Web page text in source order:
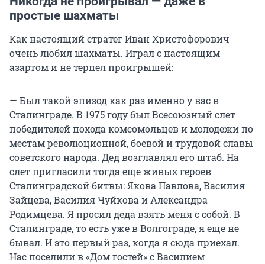
простые шахматы
Как настоящий стратег Иван Христофорович
очень любил шахматы. Играл с настоящим
азартом и не терпел проигрышей:
— Был такой эпизод как раз именно у вас в
Сталинграде. В 1975 году был Всесоюзный слет
победителей похода комсомольцев и молодежи по
местам революционной, боевой и трудовой славы
советского народа. Дед возглавлял его штаб. На
слет пригласили тогда еще живых героев
Сталинградской битвы: Якова Павлова, Василия
Зайцева, Василия Чуйкова и Александра
Родимцева. Я просил деда взять меня с собой. В
Сталинграде, то есть уже в Волгограде, я еще не
бывал. И это первый раз, когда я сюда приехал.
Нас поселили в «Дом гостей» с Василием